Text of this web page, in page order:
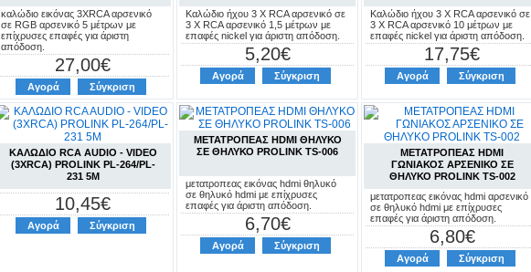
καλώδιο εικόνας 3XRCA αρσενικό
σε RGB αρσενικό 5 μέτρων με
επίχρυσες επαφές για άριστη
απόδοση.
27,00€
Αγορά Σύγκριση
Καλώδιο ήχου 3 X RCA αρσενικό σε
3 X RCA αρσενικό 1,5 μέτρων με
επαφές nickel για άριστη απόδοση.
5,20€
Αγορά Σύγκριση
Καλώδιο ήχου 3 X RCA αρσενικό σε
3 X RCA αρσενικό 10 μέτρων με
επαφές nickel για άριστη απόδοση.
17,75€
Αγορά Σύγκριση
ΚΑΛΩΔΙΟ RCA AUDIO - VIDEO
(3XRCA) PROLINK PL-264/PL-
231 5M
10,45€
Αγορά Σύγκριση
ΜΕΤΑΤΡΟΠΕΑΣ HDMI ΘΗΛΥΚΟ
ΣΕ ΘΗΛΥΚΟ PROLINK TS-006
μετατροπεας εικόνας hdmi θηλυκό
σε θηλυκό hdmi με επίχρυσες
επαφές για άριστη απόδοση.
6,70€
Αγορά Σύγκριση
ΜΕΤΑΤΡΟΠΕΑΣ HDMI
ΓΩΝΙΑΚΟΣ ΑΡΣΕΝΙΚΟ ΣΕ
ΘΗΛΥΚΟ PROLINK TS-002
μετατροπεας εικόνας hdmi αρσενικό
σε θηλυκό hdmi με επίχρυσες
επαφές για άριστη απόδοση.
6,80€
Αγορά Σύγκριση